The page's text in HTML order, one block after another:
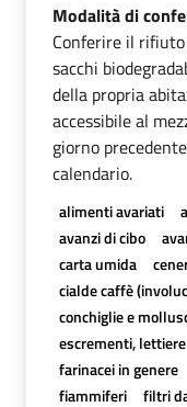
Modalità di
Conferire il
sacchi
della propria
accessibile al
giorno
calendario.
alimenti avariati
avanzi di cibo
carta umida
cialde caffè
conchiglie e
escrementi,
farinacei in genere
fiammiferi
filtri